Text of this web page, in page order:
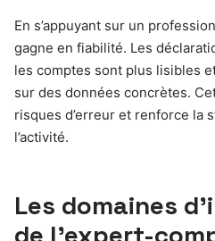
En s’appuyant sur un
gagne en fiabilité. Les
les comptes sont plus lisibles
sur des données concrètes.
risques d’erreur et renforce la
l’activité.
Les domaines